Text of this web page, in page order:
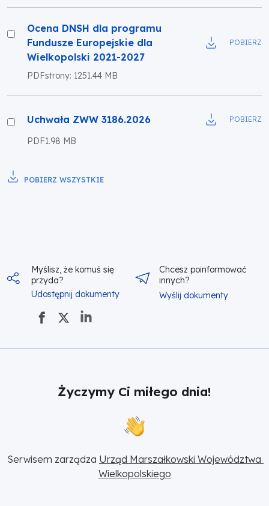
Ocena
DNSH
programu
Europejskie
Wielkopolski
2021-
Ocena DNSH dla programu
Fundusze Europejskie dla
Wielkopolski 2021-2027
POBIERZ
PDFstrony: 1251.44 MB
Uchwała
3186.2026
Uchwała ZWW 3186.2026 POBIERZ
PDF1.98 MB
POBIERZ WSZYSTKIE
Myślisz, że komuś się
przyda?
Udostępnij dokumenty
Chcesz poinformować
innych?
Wyślij dokumenty
Życzymy Ci miłego dnia!
Serwisem zarządza Urząd Marszałkowski Województwa
Wielkopolskiego